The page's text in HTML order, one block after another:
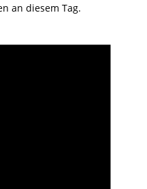
an diesem Tag.